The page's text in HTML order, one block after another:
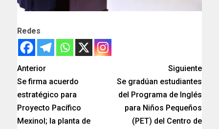
Redes
Anterior
Se firma acuerdo
estratégico para
Proyecto Pacífico
Mexinol; la planta de
Siguiente
Se gradúan estudiantes
del Programa de Inglés
para Niños Pequeños
(PET) del Centro de